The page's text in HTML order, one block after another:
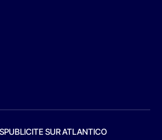
PUBLICITE SUR ATLANTICO